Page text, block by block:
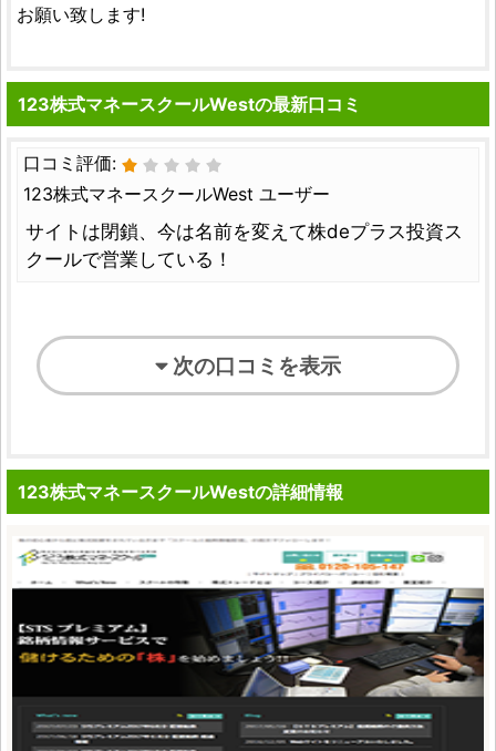
お願い致します!
123株式マネースクールWestの最新口コミ
口コミ評価:
123株式マネースクールWest ユーザー
サイトは閉鎖、今は名前を変えて株deプラス投資ス
クールで営業している！
次の口コミを表示
123株式マネースクールWestの詳細情報